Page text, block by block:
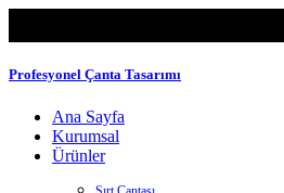
Profesyonel Çanta Tasarımı
Ana Sayfa
Kurumsal
Ürünler